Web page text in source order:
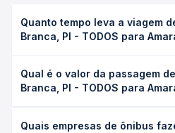
Quanto tempo leva a viagem
Branca, PI - TODOS para
Amarante, PI - TODOS leva em
variar conforme a viação, o tipo
Passagem você consulta os
Qual é o valor da passagem
Branca, PI - TODOS para
TODOS para Amarante, PI -
Quais empresas de ônibus